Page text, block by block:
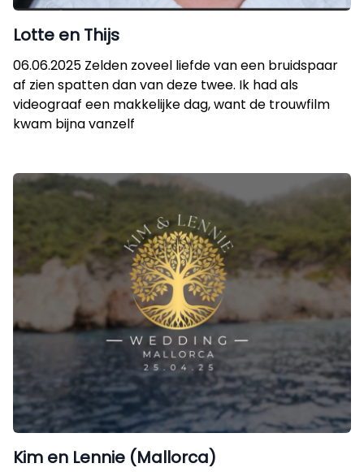
Lotte en Thijs
06.06.2025 Zelden zoveel liefde van een bruidspaar
af zien spatten dan van deze twee. Ik had als
videograaf een makkelijke dag, want de trouwfilm
kwam bijna vanzelf
Kim en Lennie (Mallorca)